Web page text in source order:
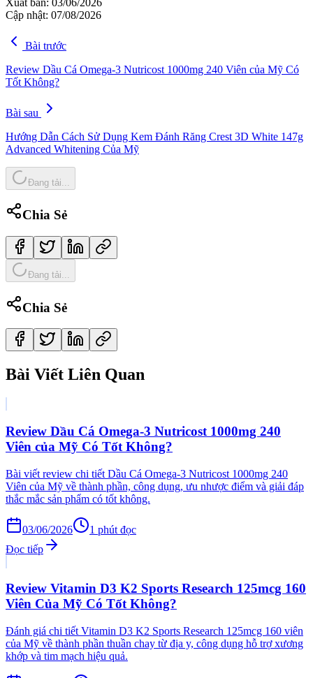
Cập nhật: 07/08/2026
Bài trước
Review Dầu Cá Omega-3 Nutricost 1000mg 240 Viên của Mỹ Có
Tốt Không?
Bài sau
Hướng Dẫn Cách Sử Dụng Kem Đánh Răng Crest 3D White 147g
Advanced Whitening Của Mỹ
Đang tải...
Chia Sẻ
Đang tải...
Chia Sẻ
Bài Viết Liên Quan
Review Dầu Cá Omega-3 Nutricost 1000mg 240
Viên của Mỹ Có Tốt Không?
Bài viết review chi tiết Dầu Cá Omega-3 Nutricost 1000mg 240
Viên của Mỹ về thành phần, công dụng, ưu nhược điểm và giải đáp
thắc mắc sản phẩm có tốt không.
03/06/2026 1 phút đọc
Đọc tiếp
Review Vitamin D3 K2 Sports Research 125mcg 160
Viên Của Mỹ Có Tốt Không?
Đánh giá chi tiết Vitamin D3 K2 Sports Research 125mcg 160 viên
của Mỹ về thành phần thuần chay từ địa y, công dụng hỗ trợ xương
khớp và tim mạch hiệu quả.